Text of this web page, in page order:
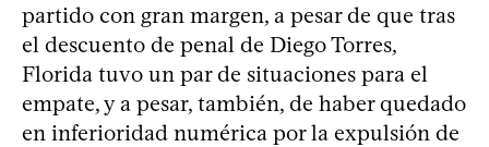
partido con gran margen, a pesar de que tras
el descuento de penal de Diego Torres,
Florida tuvo un par de situaciones para el
empate, y a pesar, también, de haber quedado
en inferioridad numérica por la expulsión de